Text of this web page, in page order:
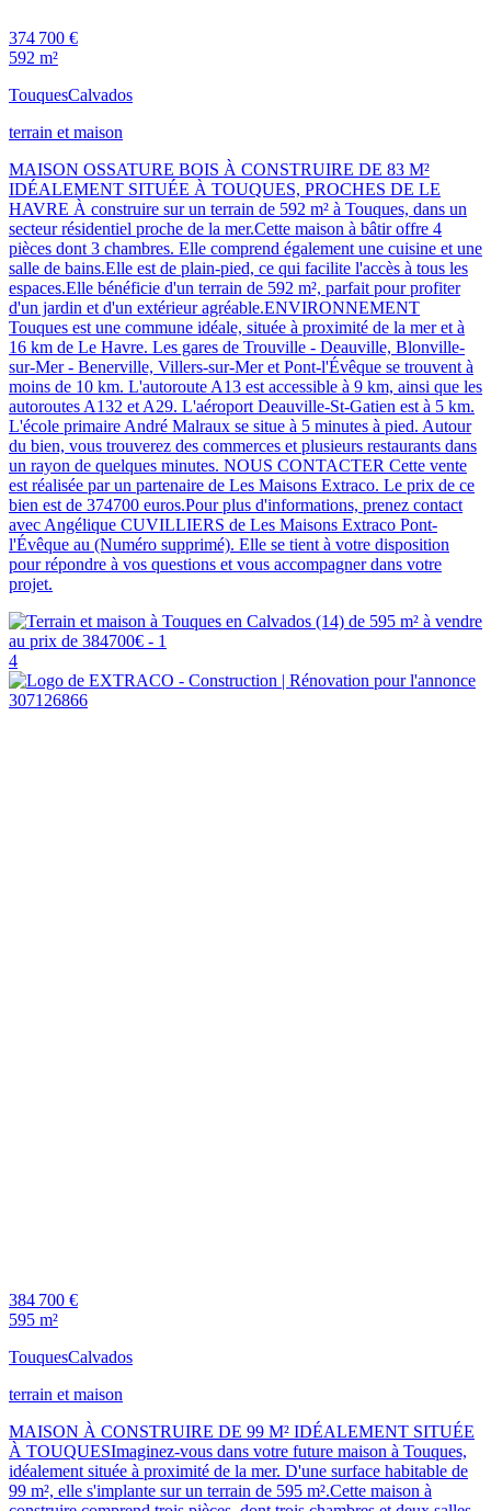
374 700 €
592 m²
TouquesCalvados
terrain et maison
MAISON OSSATURE BOIS À CONSTRUIRE DE 83 M²
IDÉALEMENT SITUÉE À TOUQUES, PROCHES DE LE
HAVRE À construire sur un terrain de 592 m² à Touques, dans un
secteur résidentiel proche de la mer.Cette maison à bâtir offre 4
pièces dont 3 chambres. Elle comprend également une cuisine et une
salle de bains.Elle est de plain-pied, ce qui facilite l'accès à tous les
espaces.Elle bénéficie d'un terrain de 592 m², parfait pour profiter
d'un jardin et d'un extérieur agréable.ENVIRONNEMENT
Touques est une commune idéale, située à proximité de la mer et à
16 km de Le Havre. Les gares de Trouville - Deauville, Blonville-
sur-Mer - Benerville, Villers-sur-Mer et Pont-l'Évêque se trouvent à
moins de 10 km. L'autoroute A13 est accessible à 9 km, ainsi que les
autoroutes A132 et A29. L'aéroport Deauville-St-Gatien est à 5 km.
L'école primaire André Malraux se situe à 5 minutes à pied. Autour
du bien, vous trouverez des commerces et plusieurs restaurants dans
un rayon de quelques minutes. NOUS CONTACTER Cette vente
est réalisée par un partenaire de Les Maisons Extraco. Le prix de ce
bien est de 374700 euros.Pour plus d'informations, prenez contact
avec Angélique CUVILLIERS de Les Maisons Extraco Pont-
l'Évêque au (Numéro supprimé). Elle se tient à votre disposition
pour répondre à vos questions et vous accompagner dans votre
projet.
4
384 700 €
595 m²
TouquesCalvados
terrain et maison
MAISON À CONSTRUIRE DE 99 M² IDÉALEMENT SITUÉE
À TOUQUESImaginez-vous dans votre future maison à Touques,
idéalement située à proximité de la mer. D'une surface habitable de
99 m², elle s'implante sur un terrain de 595 m².Cette maison à